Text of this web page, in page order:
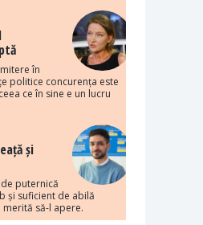
în
politice concurența este
ce în sine e un lucru
și
puternică
și suficient de abilă
să-l apere.